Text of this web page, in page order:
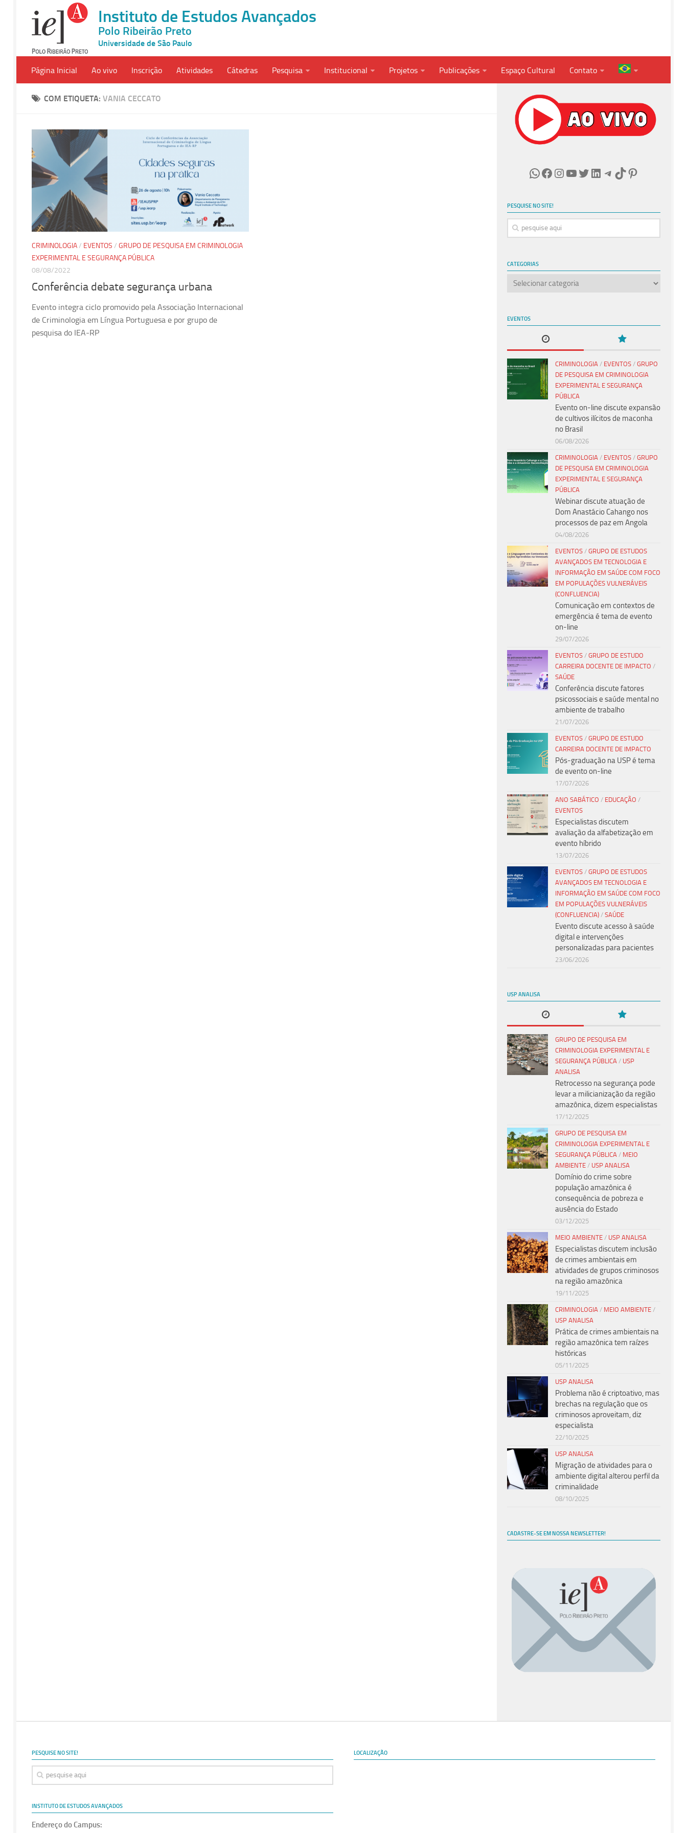
Instituto de Estudos Avançados
Polo Ribeirão Preto
Universidade de São Paulo
Página Inicial Ao vivo Inscrição Atividades Cátedras Pesquisa Institucional Projetos Publicações Espaço Cultural Contato
COM ETIQUETA: VANIA CECCATO
CRIMINOLOGIA/ EVENTOS / GRUPO DE PESQUISA EM CRIMINOLOGIA
EXPERIMENTAL E SEGURANÇA PÚBLICA
08/08/2022
Conferência debate segurança urbana
Evento integra ciclo promovido pela Associação Internacional
de Criminologia em Língua Portuguesa e por grupo de
pesquisa do IEA-RP
WhatsApp
Facebook
Instagram
Youtube
Twitter
LinkedIn
Telegram
TikTokPinterest
PESQUISE NO SITE!
CATEGORIAS
Categorias
EVENTOS
CRIMINOLOGIA / EVENTOS / GRUPO
DE PESQUISA EM CRIMINOLOGIA
EXPERIMENTAL E SEGURANÇA
PÚBLICA
Evento on-line discute expansão
de cultivos ilícitos de maconha
no Brasil
06/08/2026
CRIMINOLOGIA / EVENTOS / GRUPO
DE PESQUISA EM CRIMINOLOGIA
EXPERIMENTAL E SEGURANÇA
PÚBLICA
Webinar discute atuação de
Dom Anastácio Cahango nos
processos de paz em Angola
04/08/2026
EVENTOS / GRUPO DE ESTUDOS
AVANÇADOS EM TECNOLOGIA E
INFORMAÇÃO EM SAÚDE COM FOCO
EM POPULAÇÕES VULNERÁVEIS
(CONFLUENCIA)
Comunicação em contextos de
emergência é tema de evento
on-line
29/07/2026
EVENTOS / GRUPO DE ESTUDO
CARREIRA DOCENTE DE IMPACTO /
SAÚDE
Conferência discute fatores
psicossociais e saúde mental no
ambiente de trabalho
21/07/2026
EVENTOS / GRUPO DE ESTUDO
CARREIRA DOCENTE DE IMPACTO
Pós-graduação na USP é tema
de evento on-line
17/07/2026
ANO SABÁTICO / EDUCAÇÃO /
EVENTOS
Especialistas discutem
avaliação da alfabetização em
evento híbrido
13/07/2026
EVENTOS / GRUPO DE ESTUDOS
AVANÇADOS EM TECNOLOGIA E
INFORMAÇÃO EM SAÚDE COM FOCO
EM POPULAÇÕES VULNERÁVEIS
(CONFLUENCIA) / SAÚDE
Evento discute acesso à saúde
digital e intervenções
personalizadas para pacientes
23/06/2026
USP ANALISA
GRUPO DE PESQUISA EM
CRIMINOLOGIA EXPERIMENTAL E
SEGURANÇA PÚBLICA / USP
ANALISA
Retrocesso na segurança pode
levar a milicianização da região
amazônica, dizem especialistas
17/12/2025
GRUPO DE PESQUISA EM
CRIMINOLOGIA EXPERIMENTAL E
SEGURANÇA PÚBLICA / MEIO
AMBIENTE / USP ANALISA
Domínio do crime sobre
população amazônica é
consequência de pobreza e
ausência do Estado
03/12/2025
MEIO AMBIENTE / USP ANALISA
Especialistas discutem inclusão
de crimes ambientais em
atividades de grupos criminosos
na região amazônica
19/11/2025
CRIMINOLOGIA / MEIO AMBIENTE /
USP ANALISA
Prática de crimes ambientais na
região amazônica tem raízes
históricas
05/11/2025
USP ANALISA
Problema não é criptoativo, mas
brechas na regulação que os
criminosos aproveitam, diz
especialista
22/10/2025
USP ANALISA
Migração de atividades para o
ambiente digital alterou perfil da
criminalidade
08/10/2025
CADASTRE-SE EM NOSSA NEWSLETTER!
PESQUISE NO SITE!
INSTITUTO DE ESTUDOS AVANÇADOS
Endereço do Campus:
LOCALIZAÇÃO